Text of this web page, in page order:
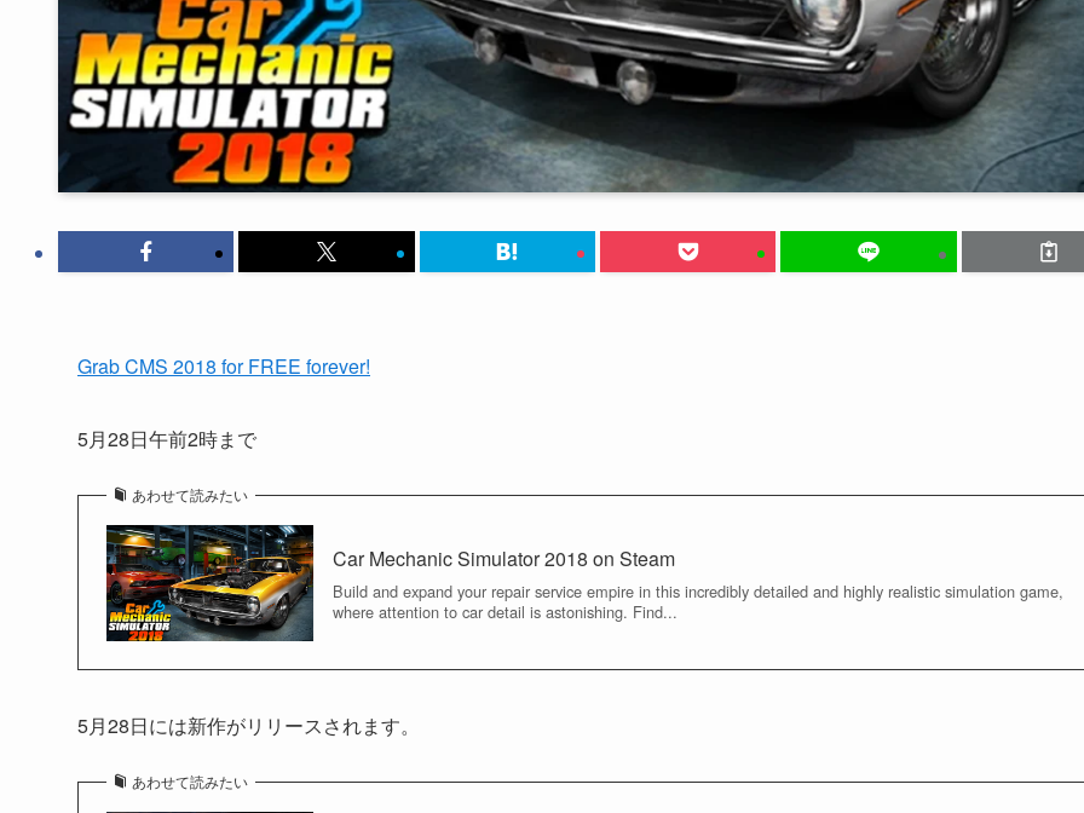
Grab CMS 2018 for FREE forever!
5月28日午前2時まで
あわせて読みたい
Car Mechanic Simulator 2018 on Steam
Build and expand your repair service empire in this incredibly detailed and highly realistic simulation game,
where attention to car detail is astonishing. Find...
5月28日には新作がリリースされます。
あわせて読みたい